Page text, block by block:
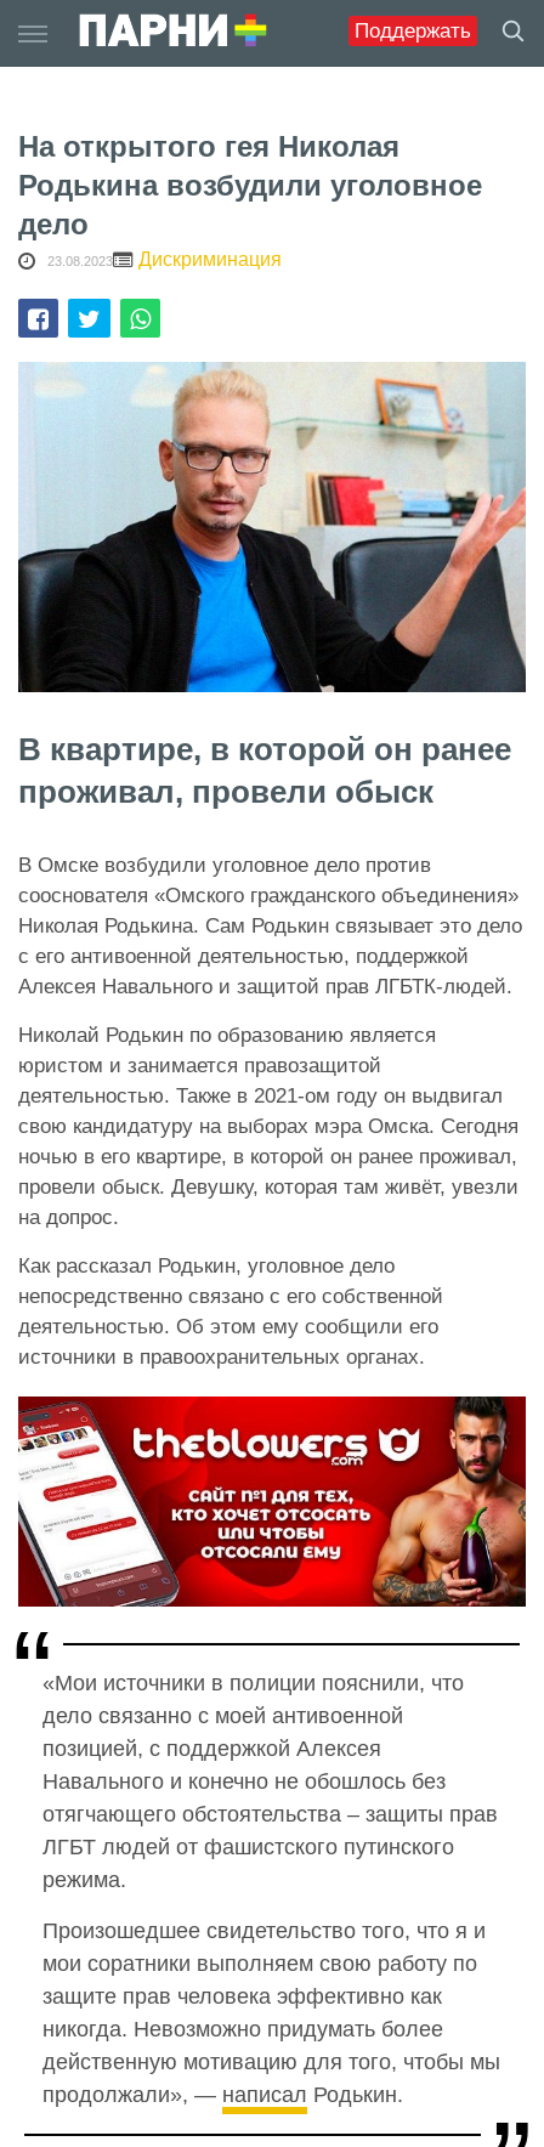
Поддержать
to
content
На открытого гея Николая
Родькина возбудили уголовное
дело
23.08.2023 Дискриминация
В квартире, в которой он ранее
проживал, провели обыск
В Омске возбудили уголовное дело против
сооснователя «Омского гражданского объединения»
Николая Родькина. Сам Родькин связывает это дело
с его антивоенной деятельностью, поддержкой
Алексея Навального и защитой прав ЛГБТК-людей.
Николай Родькин по образованию является
юристом и занимается правозащитой
деятельностью. Также в 2021-ом году он выдвигал
свою кандидатуру на выборах мэра Омска. Сегодня
ночью в его квартире, в которой он ранее проживал,
провели обыск. Девушку, которая там живёт, увезли
на допрос.
Как рассказал Родькин, уголовное дело
непосредственно связано с его собственной
деятельностью. Об этом ему сообщили его
источники в правоохранительных органах.
«Мои источники в полиции пояснили, что
дело связанно с моей антивоенной
позицией, с поддержкой Алексея
Навального и конечно не обошлось без
отягчающего обстоятельства – защиты прав
ЛГБТ людей от фашистского путинского
режима.
Произошедшее свидетельство того, что я и
мои соратники выполняем свою работу по
защите прав человека эффективно как
никогда. Невозможно придумать более
действенную мотивацию для того, чтобы мы
продолжали», — написал Родькин.